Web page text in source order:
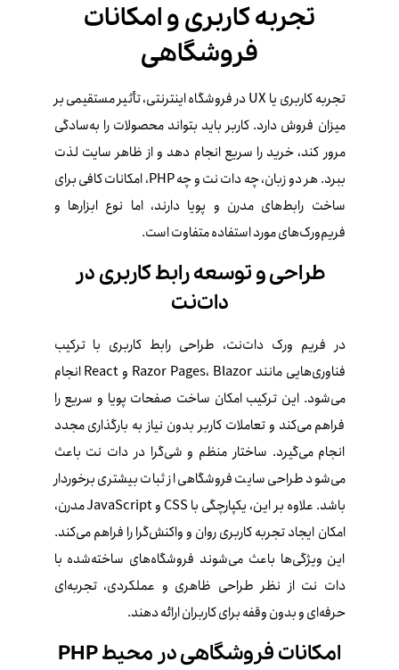
تجربه کاربری و امکانات
فروشگاهی
تجربه کاربری یا UX در فروشگاه اینترنتی، تأثیر مستقیمی بر
میزان فروش دارد. کاربر باید بتواند محصولات را به‌سادگی
مرور کند، خرید را سریع انجام دهد و از ظاهر سایت لذت
ببرد. هر دو زبان، چه دات‌ نت و چه PHP، امکانات کافی برای
ساخت رابط‌های مدرن و پویا دارند، اما نوع ابزارها و
فریم‌ورک‌های مورد استفاده متفاوت است.
طراحی و توسعه رابط کاربری در
دات‌نت
در فریم‌ ورک دات‌نت، طراحی رابط کاربری با ترکیب
فناوری‌هایی مانند Razor Pages، Blazor و React انجام
می‌شود. این ترکیب امکان ساخت صفحات پویا و سریع را
فراهم می‌کند و تعاملات کاربر بدون نیاز به بارگذاری مجدد
انجام می‌گیرد. ساختار منظم و شی‌گرا در دات‌ نت باعث
می‌شود طراحی سایت فروشگاهی از ثبات بیشتری برخوردار
باشد. علاوه بر این، یکپارچگی با CSS و JavaScript مدرن،
امکان ایجاد تجربه کاربری روان و واکنش‌گرا را فراهم می‌کند.
این ویژگی‌ها باعث می‌شوند فروشگاه‌های ساخته‌شده با
دات‌ نت از نظر طراحی ظاهری و عملکردی، تجربه‌ای
حرفه‌ای و بدون وقفه برای کاربران ارائه دهند.
امکانات فروشگاهی در محیط PHP